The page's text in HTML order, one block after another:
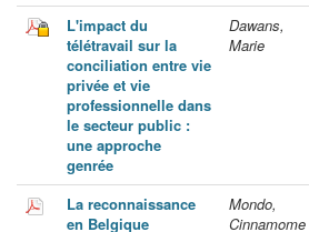
L'impact du
télétravail sur la
conciliation entre vie
privée et vie
professionnelle dans
le secteur public :
une approche
genrée
Dawans,
Marie
La reconnaissance
en Belgique
Mondo,
Cinnamome